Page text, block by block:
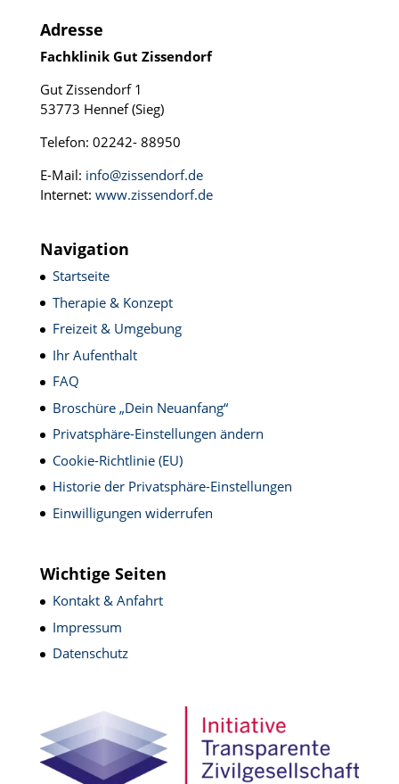
Adresse
Fachklinik Gut Zissendorf
Gut Zissendorf 1
53773 Hennef (Sieg)
Telefon: 02242- 88950
E-Mail: info@zissendorf.de
Internet: www.zissendorf.de
Navigation
Startseite
Therapie & Konzept
Freizeit & Umgebung
Ihr Aufenthalt
FAQ
Broschüre „Dein Neuanfang“
Privatsphäre-Einstellungen ändern
Cookie-Richtlinie (EU)
Historie der Privatsphäre-Einstellungen
Einwilligungen widerrufen
Wichtige Seiten
Kontakt & Anfahrt
Impressum
Datenschutz